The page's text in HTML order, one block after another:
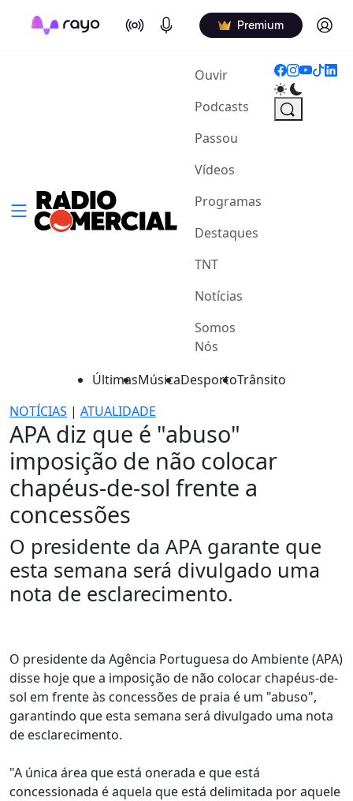
On Air Podcasts Premium Log in
Ouvir(current)
Podcasts
Passou
Vídeos
Programas
Destaques
TNT
Notícias
Somos
Nós
ÚltimasMúsicaDesportoTrânsito
NOTÍCIAS | ATUALIDADE
APA diz que é "abuso"
imposição de não colocar
chapéus-de-sol frente a
concessões
O presidente da APA garante que
esta semana será divulgado uma
nota de esclarecimento.
O presidente da Agência Portuguesa do Ambiente (APA)
disse hoje que a imposição de não colocar chapéus-de-
sol em frente às concessões de praia é um "abuso",
garantindo que esta semana será divulgado uma nota
de esclarecimento.
"A única área que está onerada e que está
concessionada é aquela que está delimitada por aquele